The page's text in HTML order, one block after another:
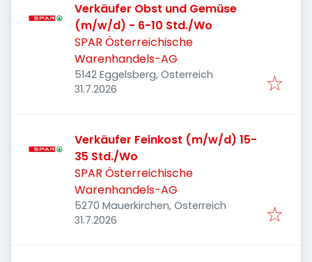
Verkäufer Obst und Gemüse
(m/w/d) - 6-10 Std./Wo
SPAR Österreichische
Warenhandels-AG
5142 Eggelsberg, Österreich
Veröffentlicht
31.7.2026
Verkäufer Feinkost (m/w/d) 15-
35 Std./Wo
SPAR Österreichische
Warenhandels-AG
5270 Mauerkirchen, Österreich
Veröffentlicht
31.7.2026